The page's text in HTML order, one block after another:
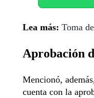
Lea más: Toma
Aprobación
Mencionó,
cuenta con la